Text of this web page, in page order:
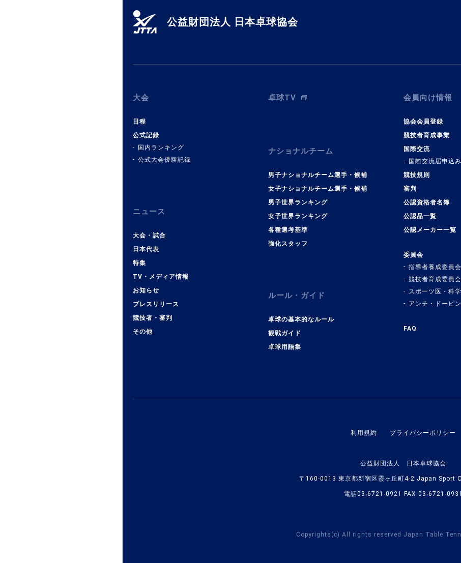
公益財団法人 日本卓球協会
大会
日程
公式記録
国内ランキング
公式大会優勝記録
ニュース
大会・試合
日本代表
特集
TV・メディア情報
お知らせ
プレスリリース
競技者・審判
その他
卓球TV
ナショナルチーム
男子ナショナルチーム選手・候補
女子ナショナルチーム選手・候補
男子世界ランキング
女子世界ランキング
各種選考基準
強化スタッフ
ルール・ガイド
卓球の基本的なルール
観戦ガイド
卓球用語集
会員向け情報
協会会員登録
競技者育成事業
国際交流
国際交流届申込
競技規則
審判
公認資格者名簿
公認品一覧
公認メーカー一覧
委員会
指導者養成委員会
競技者育成委員会
スポーツ医・科
アンチ・ドーピ
FAQ
利用規約 プライバシーポリシー
公益財団法人 日本卓球協会
〒160-0013 東京都新宿区霞ヶ丘町4-2 Japan Sport
電話03-6721-0921 FAX 03-6721-0931
Copyrights(c) All rights reserved Japan Table